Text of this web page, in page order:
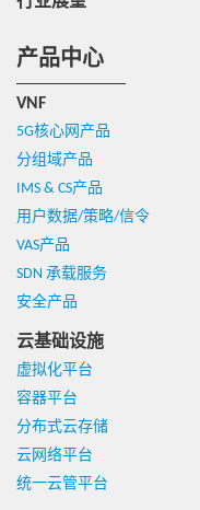
产品中心
VNF
5G核心网产品
分组域产品
IMS & CS产品
用户数据/策略/信令
VAS产品
SDN 承载服务
安全产品
云基础设施
虚拟化平台
容器平台
分布式云存储
云网络平台
统一云管平台